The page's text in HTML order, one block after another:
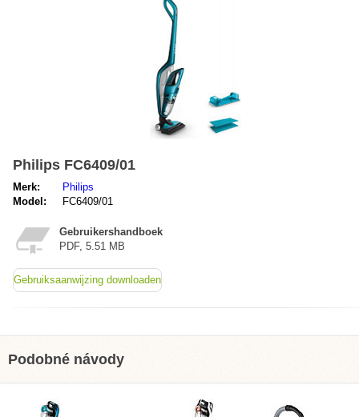
Philips FC6409/01
Merk:
Philips
Model:
FC6409/01
Gebruikershandboek
PDF, 5.51 MB
Gebruiksaanwijzing downloaden
Podobné návody